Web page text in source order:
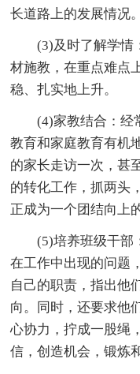
长道路上的发展情况。
(3)及时了解学情
材施教，在重点难点
稳、扎实地上升。
(4)家教结合：经
教育和家庭教育有机
的家长走访一次，甚
的转化工作，抓两头
正成为一个团结向上
(5)培养班级干部
在工作中出现的问题
自己的职责，指出他
向。同时，还要求他
心协力，拧成一股绳
信，创造机会，锻炼